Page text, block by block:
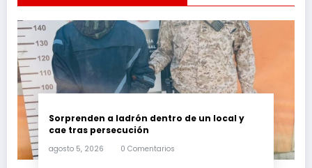
Sorprenden a ladrón dentro de un local y
cae tras persecución
agosto 5, 2026 0 Comentarios